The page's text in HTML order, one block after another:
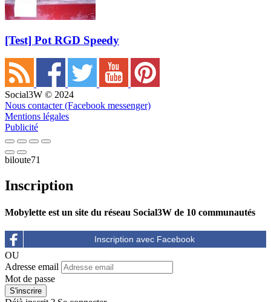
[Test] Pot RGD Speedy
Social3W © 2024
Nous contacter (Facebook messenger)
Mentions légales
Publicité
biloute71
Inscription
Mobylette est un site du réseau Social3W de 10 communautés
OU
Adresse email
Mot de passe